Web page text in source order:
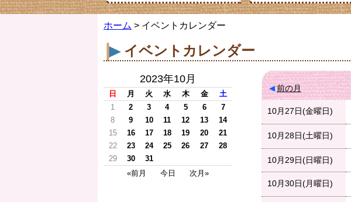
ホーム > イベントカレンダー
イベントカレンダー
2023年10月
日 月 火 水 木 金
土
1
2 3 4 5 6
7
8
9 10 11 12 13
14
15
16 17 18 19 20
21
22
23 24 25 26 27
28
29
30
31
«前月
今日 次月»
前の月
10月27日(金曜日)
10月28日(土曜日)
10月29日(日曜日)
10月30日(月曜日)